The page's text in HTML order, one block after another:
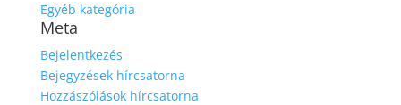
Egyéb kategória
Meta
Bejelentkezés
Bejegyzések hírcsatorna
Hozzászólások hírcsatorna